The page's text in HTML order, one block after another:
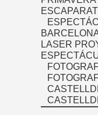
LASER